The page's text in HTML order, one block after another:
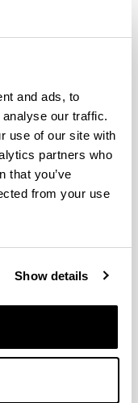
and ads, to
our traffic.
use of our site with
partners who
that you’ve
from your use
Show details
novedosas
temperatura,
aplicación de un
es desarrollar
poliimidas
están
efecto
inteligentes
térmico),
(mecánica,
interesantes
acoplo puede
DE FORMA
son aquéllos
forma